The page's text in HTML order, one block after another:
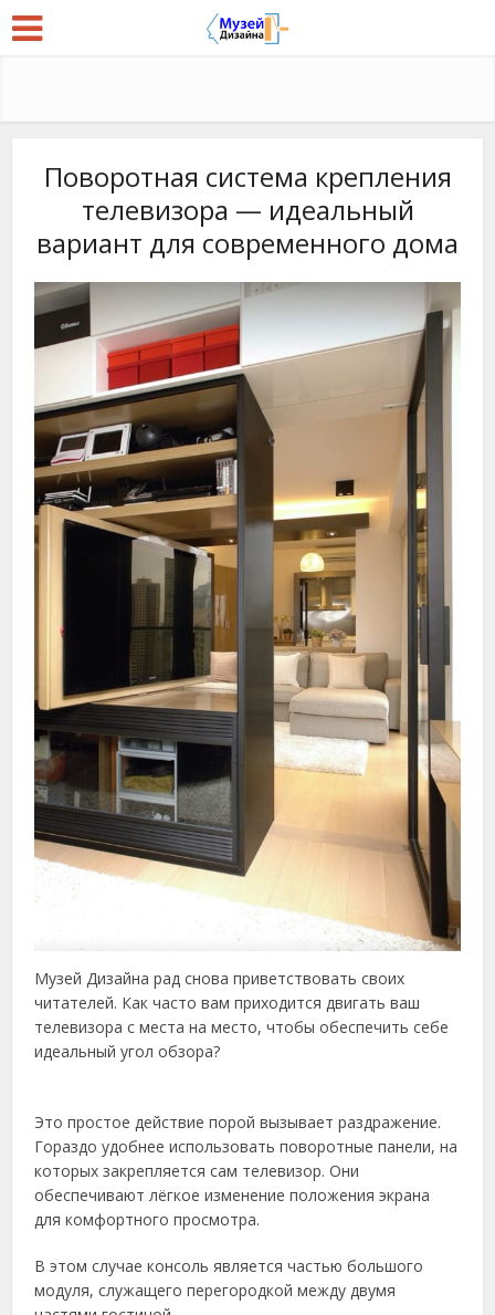
Поворотная система крепления
телевизора — идеальный
вариант для современного дома
Музей Дизайна рад снова приветствовать своих
читателей. Как часто вам приходится двигать ваш
телевизора с места на место, чтобы обеспечить себе
идеальный угол обзора?
Это простое действие порой вызывает раздражение.
Гораздо удобнее использовать поворотные панели, на
которых закрепляется сам телевизор. Они
обеспечивают лёгкое изменение положения экрана
для комфортного просмотра.
В этом случае консоль является частью большого
модуля, служащего перегородкой между двумя